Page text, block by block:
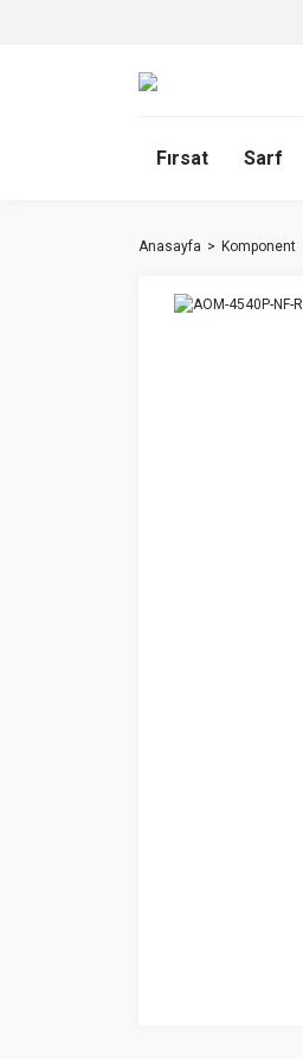
Fırsat Sarf
Anasayfa Komponent